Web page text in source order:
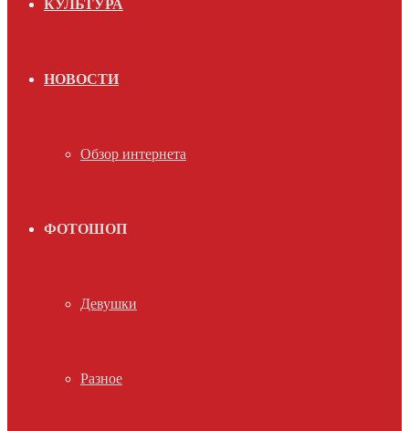
КУЛЬТУРА
НОВОСТИ
Обзор интернета
ФОТОШОП
Девушки
Разное